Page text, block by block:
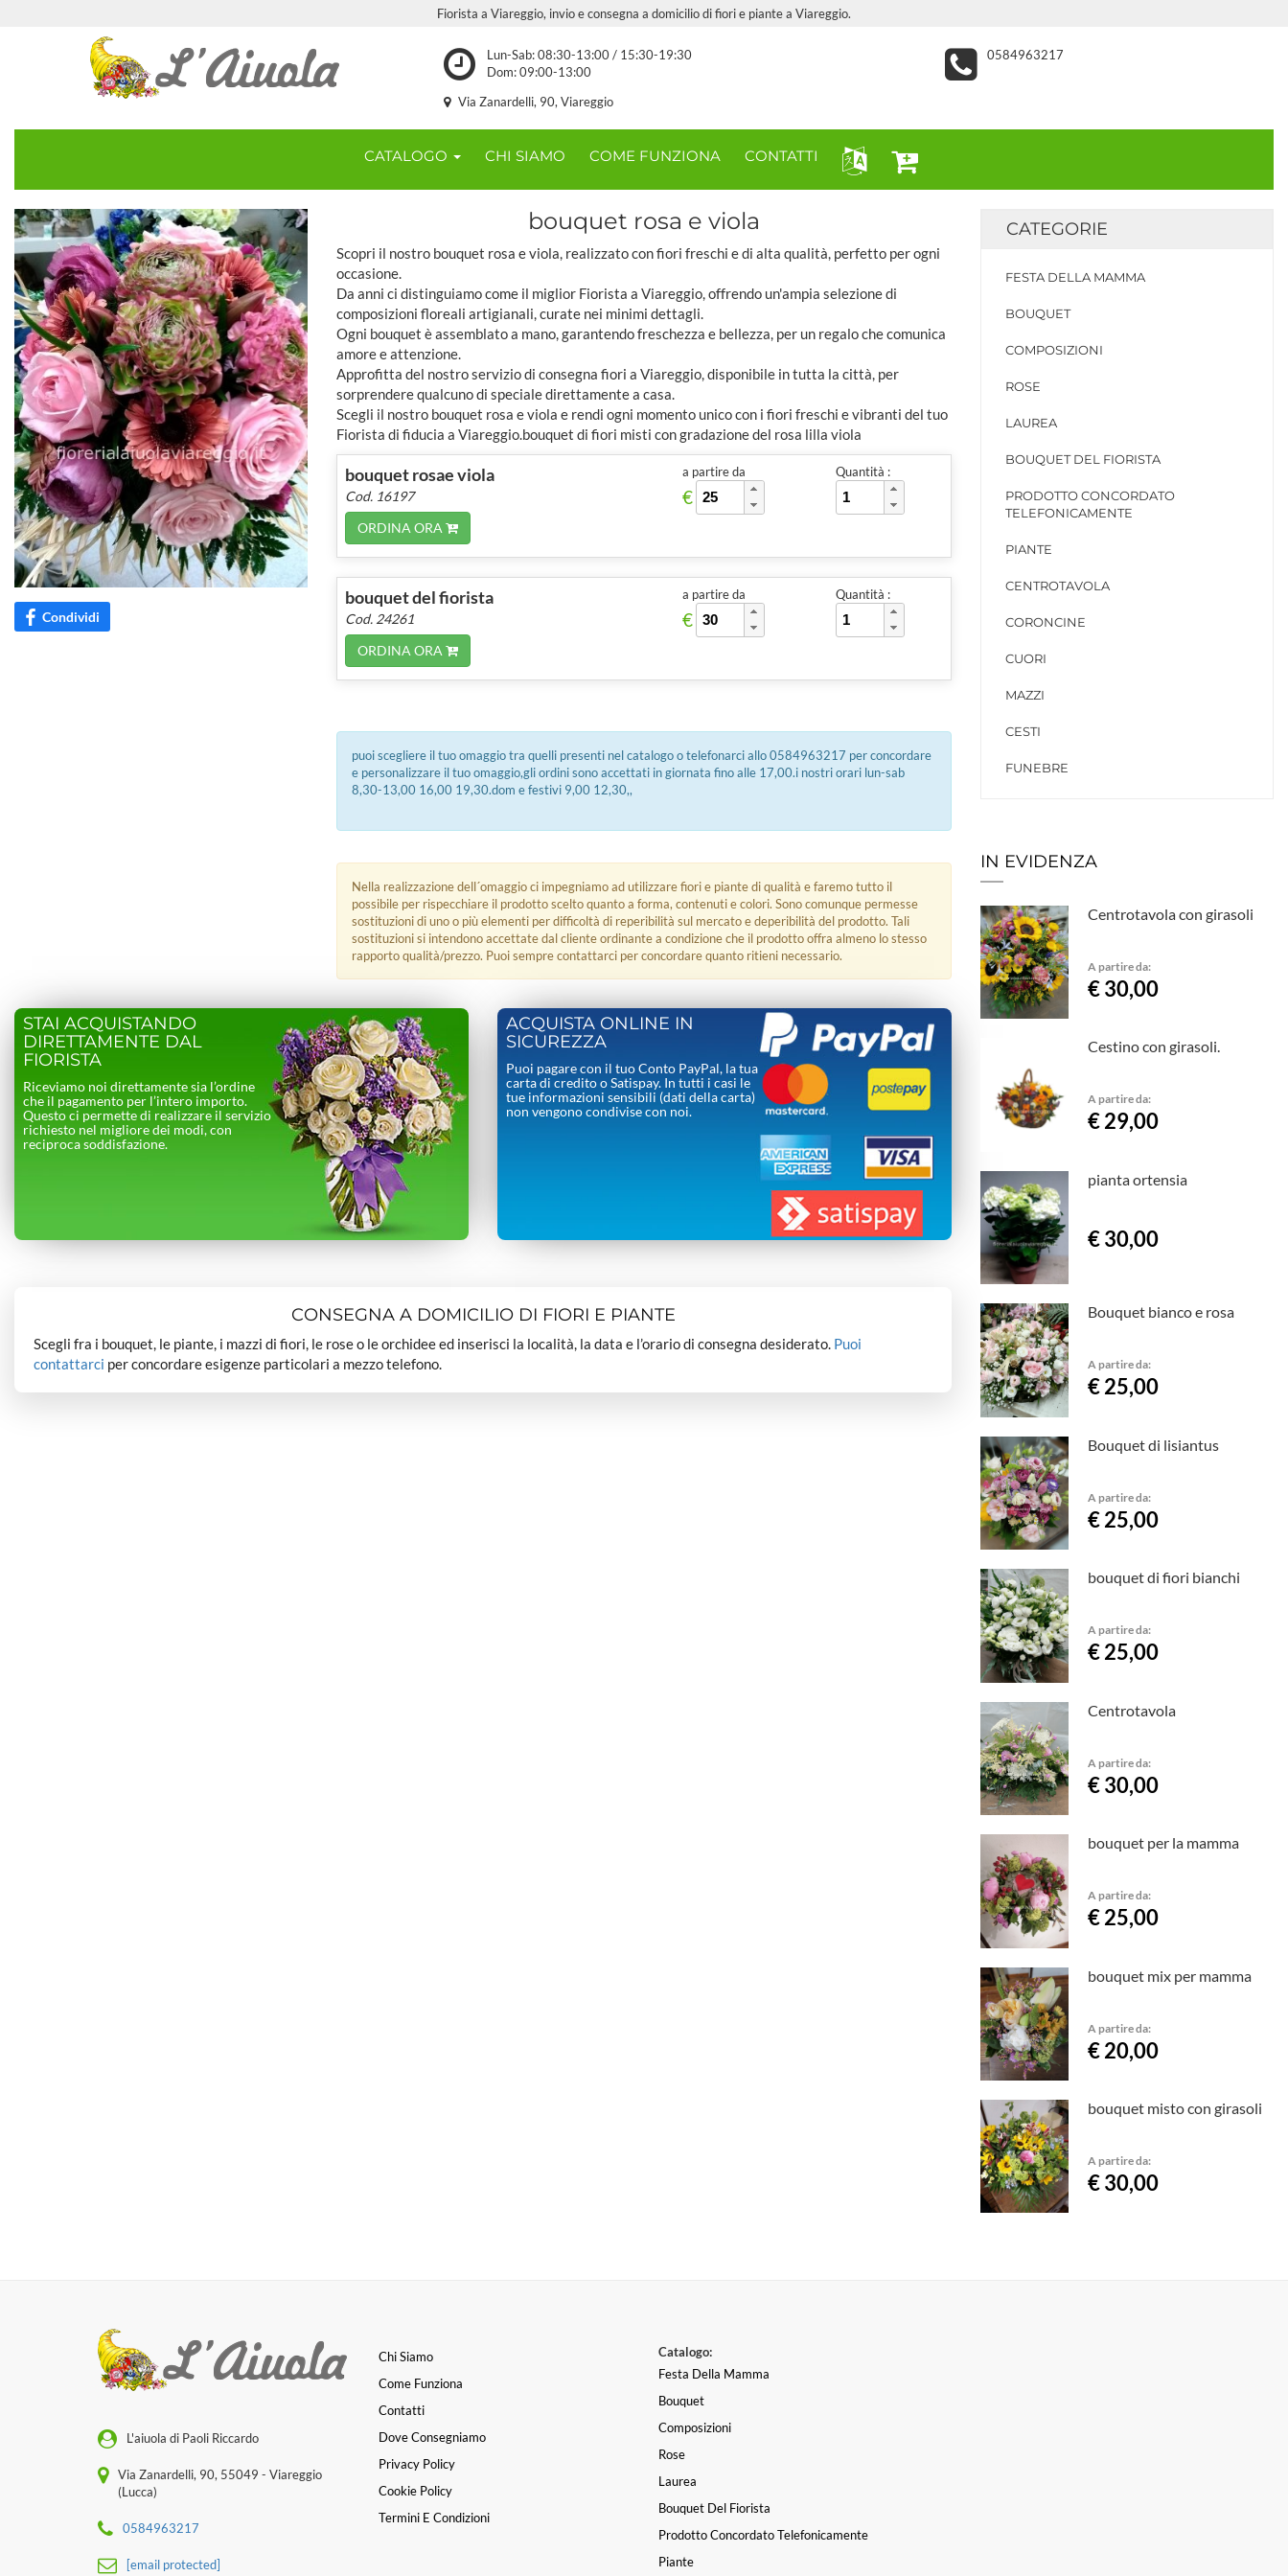
Fiorista a Viareggio, invio e consegna a domicilio di fiori e piante a Viareggio.
Lun-Sab: 08:30-13:00 / 15:30-19:30
Dom: 09:00-13:00
0584963217
Via Zanardelli, 90, Viareggio
CATALOGO CHI SIAMO COME FUNZIONA CONTATTI
Condividi
bouquet rosa e viola
Scopri il nostro bouquet rosa e viola, realizzato con fiori freschi e di alta qualità, perfetto per ogni
occasione.
Da anni ci distinguiamo come il miglior Fiorista a Viareggio, offrendo un'ampia selezione di
composizioni floreali artigianali, curate nei minimi dettagli.
Ogni bouquet è assemblato a mano, garantendo freschezza e bellezza, per un regalo che comunica
amore e attenzione.
Approfitta del nostro servizio di consegna fiori a Viareggio, disponibile in tutta la città, per
sorprendere qualcuno di speciale direttamente a casa.
Scegli il nostro bouquet rosa e viola e rendi ogni momento unico con i fiori freschi e vibranti del tuo
Fiorista di fiducia a Viareggio.bouquet di fiori misti con gradazione del rosa lilla viola
bouquet rosae viola
Cod. 16197
ORDINA ORA
a partire da
€
Quantità :
bouquet del fiorista
Cod. 24261
ORDINA ORA
a partire da
€
Quantità :
puoi scegliere il tuo omaggio tra quelli presenti nel catalogo o telefonarci allo 0584963217 per concordare
e personalizzare il tuo omaggio,gli ordini sono accettati in giornata fino alle 17,00.i nostri orari lun-sab
8,30-13,00 16,00 19,30.dom e festivi 9,00 12,30,,
Nella realizzazione dell´omaggio ci impegniamo ad utilizzare fiori e piante di qualità e faremo tutto il
possibile per rispecchiare il prodotto scelto quanto a forma, contenuti e colori. Sono comunque permesse
sostituzioni di uno o più elementi per difficoltà di reperibilità sul mercato e deperibilità del prodotto. Tali
sostituzioni si intendono accettate dal cliente ordinante a condizione che il prodotto offra almeno lo stesso
rapporto qualità/prezzo. Puoi sempre contattarci per concordare quanto ritieni necessario.
STAI ACQUISTANDO
DIRETTAMENTE DAL
FIORISTA
Riceviamo noi direttamente sia l’ordine
che il pagamento per l’intero importo.
Questo ci permette di realizzare il servizio
richiesto nel migliore dei modi, con
reciproca soddisfazione.
ACQUISTA ONLINE IN
SICUREZZA
Puoi pagare con il tuo Conto PayPal, la tua
carta di credito o Satispay. In tutti i casi le
tue informazioni sensibili (dati della carta)
non vengono condivise con noi.
CONSEGNA A DOMICILIO DI FIORI E PIANTE
Scegli fra i bouquet, le piante, i mazzi di fiori, le rose o le orchidee ed inserisci la località, la data e l’orario di consegna desiderato. Puoi
contattarci per concordare esigenze particolari a mezzo telefono.
CATEGORIE
FESTA DELLA MAMMA
BOUQUET
COMPOSIZIONI
ROSE
LAUREA
BOUQUET DEL FIORISTA
PRODOTTO CONCORDATO
TELEFONICAMENTE
PIANTE
CENTROTAVOLA
CORONCINE
CUORI
MAZZI
CESTI
FUNEBRE
IN EVIDENZA
Centrotavola con girasoli
A partire da:
€ 30,00
Cestino con girasoli.
A partire da:
€ 29,00
pianta ortensia
€ 30,00
Bouquet bianco e rosa
A partire da:
€ 25,00
Bouquet di lisiantus
A partire da:
€ 25,00
bouquet di fiori bianchi
A partire da:
€ 25,00
Centrotavola
A partire da:
€ 30,00
bouquet per la mamma
A partire da:
€ 25,00
bouquet mix per mamma
A partire da:
€ 20,00
bouquet misto con girasoli
A partire da:
€ 30,00
L'aiuola di Paoli Riccardo
Via Zanardelli, 90, 55049 - Viareggio
(Lucca)
0584963217
[email protected]
Chi Siamo
Come Funziona
Contatti
Dove Consegniamo
Privacy Policy
Cookie Policy
Termini E Condizioni
Catalogo:
Festa Della Mamma
Bouquet
Composizioni
Rose
Laurea
Bouquet Del Fiorista
Prodotto Concordato Telefonicamente
Piante